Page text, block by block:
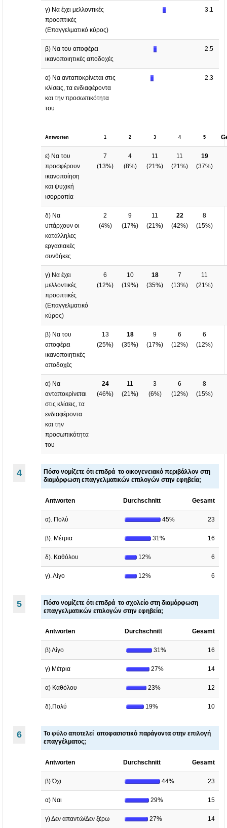
γ) Να έχει μελλοντικές
προοπτικές
(Επαγγελματικό κύρος)
3.1
β) Να του αποφέρει
ικανοποιητικές αποδοχές
2.5
α) Να ανταποκρίνεται στις
κλίσεις, τα ενδιαφέροντα
και την προσωπικότητα
του
2.3
Antworten 1 2 3 4 5
ε) Να του
προσφέρουν
ικανοποίηση
και ψυχική
ισορροπία
7
(13%)
4
(8%)
11
(21%)
11
(21%)
19
(37%)
δ) Να
υπάρχουν οι
κατάλληλες
εργασιακές
συνθήκες
2
(4%)
9
(17%)
11
(21%)
22
(42%)
8
(15%)
γ) Να έχει
μελλοντικές
προοπτικές
(Επαγγελματικό
κύρος)
6
(12%)
10
(19%)
18
(35%)
7
(13%)
11
(21%)
β) Να του
αποφέρει
ικανοποιητικές
αποδοχές
13
(25%)
18
(35%)
9
(17%)
6
(12%)
6
(12%)
α) Να
ανταποκρίνεται
στις κλίσεις, τα
ενδιαφέροντα
και την
προσωπικότητα
του
24
(46%)
11
(21%)
3
(6%)
6
(12%)
8
(15%)
4
Πόσο νομίζετε ότι επιδρά το οικογενειακό περιβάλλον στη
διαμόρφωση επαγγελματικών επιλογών στην εφηβεία;
Antworten Durchschnitt Gesamt
α). Πολύ 45% 23
β). Μέτρια 31% 16
δ). Καθόλου 12% 6
γ). Λίγο 12% 6
5
Πόσο νομίζετε ότι επιδρά το σχολείο στη διαμόρφωση
επαγγελματικών επιλογών στην εφηβεία;
Antworten Durchschnitt Gesamt
β) Λίγο 31% 16
γ) Μέτρια 27% 14
α) Καθόλου 23% 12
δ).Πολύ 19% 10
6
Το φύλο αποτελεί αποφασιστικό παράγοντα στην επιλογή
επαγγέλματος;
Antworten Durchschnitt Gesamt
β) Όχι 44% 23
α) Ναι 29% 15
γ) Δεν απαντώ/Δεν ξέρω 27% 14